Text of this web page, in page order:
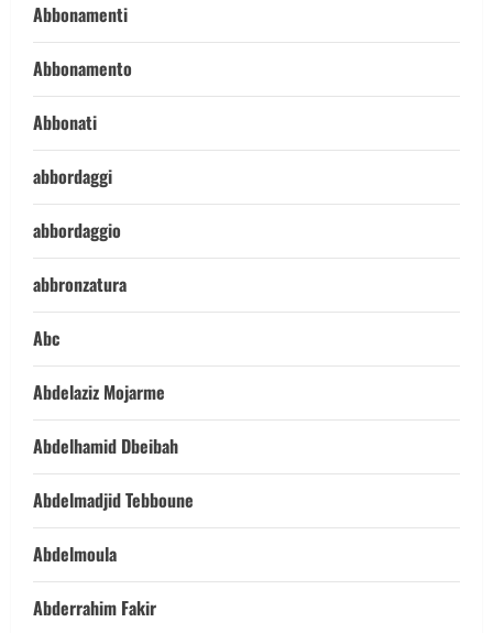
Abbonamenti
Abbonamento
Abbonati
abbordaggi
abbordaggio
abbronzatura
Abc
Abdelaziz Mojarme
Abdelhamid Dbeibah
Abdelmadjid Tebboune
Abdelmoula
Abderrahim Fakir